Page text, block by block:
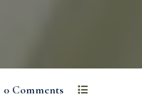
0 Comments